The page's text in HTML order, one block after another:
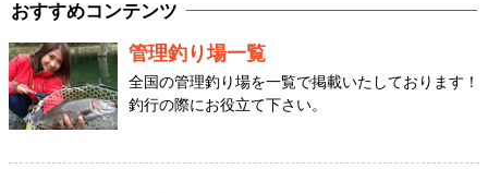
おすすめコンテンツ
管理釣り場一覧
全国の管理釣り場を一覧で掲載いたしております！
釣行の際にお役立て下さい。